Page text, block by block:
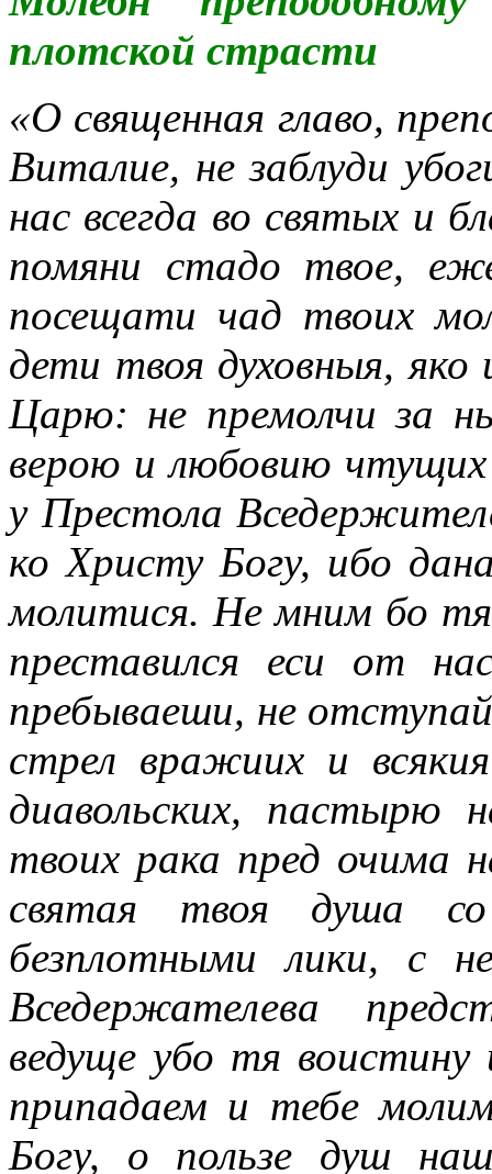
плотской страсти
«О священная главо,
Виталие, не заблуди
нас всегда во святых и
помяни стадо твое,
посещати чад твоих
дети твоя духовныя, яко
Царю: не премолчи за
верою и любовию
у Престола
ко Христу Богу, ибо
молитися. Не мним бо
преставился еси от
пребываеши, не
стрел вражиих и
диавольских,
твоих рака пред очима
святая твоя душа со
безплотными лики, с
Вседержателева
ведуще убо тя
припадаем и тебе
Богу, о пользе душ